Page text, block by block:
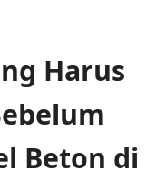
Harus
Beton di